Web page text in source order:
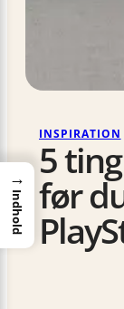
INSPIRATION
5
før
→
Indhold